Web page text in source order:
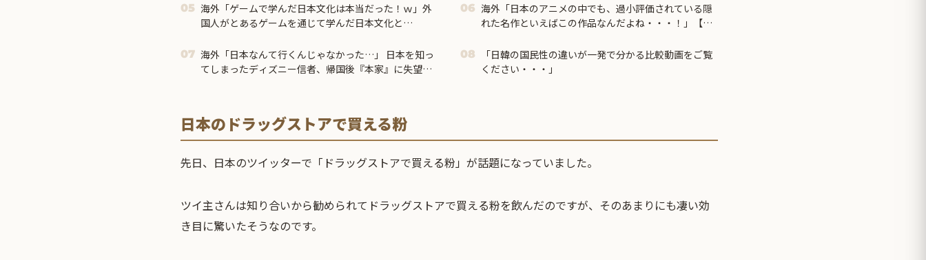
05 海外「ゲームで学んだ日本文化は本当だった！ｗ」外
国人がとあるゲームを通じて学んだ日本文化と
06 海外「日本のアニメの中でも、過小評価されている隠
れた名作といえばこの作品なんだよね・・・！」【海
07 海外「日本なんて行くんじゃなかった…」 日本を知っ
てしまったディズニー信者、帰国後『本家』に失望す
08
「日韓の国民性の違いが一発で分かる比較動画をご覧
ください・・・」
日本のドラッグストアで買える粉
先日、日本のツイッターで「ドラッグストアで買える粉」が話題になっていました。
ツイ主さんは知り合いから勧められてドラッグストアで買える粉を飲んだのですが、そのあまりにも凄い効
き目に驚いたそうなのです。